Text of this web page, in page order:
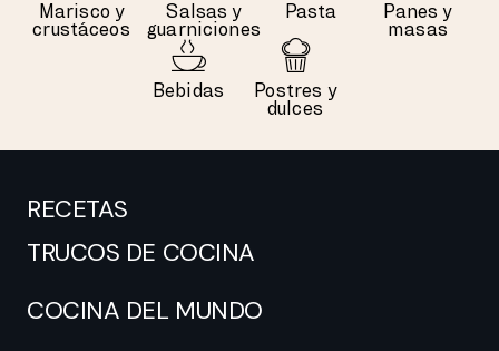
Marisco y
crustáceos
Salsas y
guarniciones
Pasta
Panes y
masas
Bebidas
Postres y
dulces
RECETAS
TRUCOS DE COCINA
COCINA DEL MUNDO